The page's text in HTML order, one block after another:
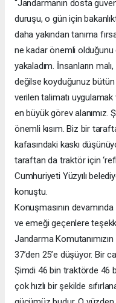
“Jandarmanın dosta
duruşu, o gün için
daha yakından tanıma
ne kadar önemli olduğunu
yakaladım. İnsanların
değilse koyduğunuz
verilen talimatı uygulamak
en büyük görev alanımız.
önemli kısım. Biz bir
kafasındaki kaskı
taraftan da traktör için
Cumhuriyeti Yüzyılı
konuştu.
Konuşmasının
ve emeği geçenlere
Jandarma
37’den 25’e düşüyor. Bir
Şimdi 46 bin traktörde 46
çok hızlı bir şekilde